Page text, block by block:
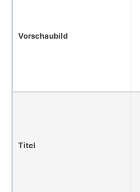
Vorschaubild
Titel